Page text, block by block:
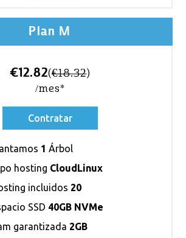
Plan M
€12.82(€18.32)
/mes*
Contratar
1 Árbol
hosting CloudLinux
incluidos 20
SSD 40GB NVMe
garantizada 2GB